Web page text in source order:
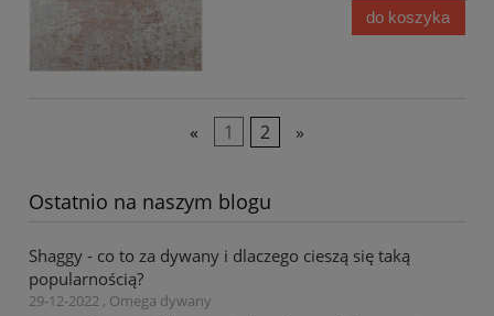
do koszyka
« 1 2 »
Ostatnio na naszym blogu
Shaggy - co to za dywany i dlaczego cieszą się taką
popularnością?
29-12-2022 , Omega dywany